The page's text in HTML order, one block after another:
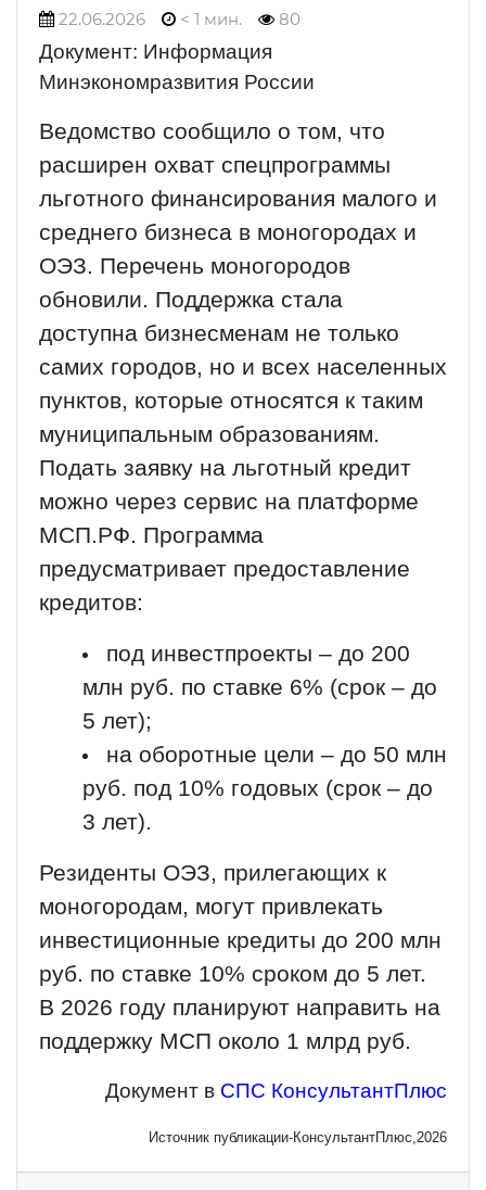
22.06.2026 < 1 мин. 80
Документ: Информация
Минэкономразвития России
Ведомство сообщило о том, что
расширен охват спецпрограммы
льготного финансирования малого и
среднего бизнеса в моногородах и
ОЭЗ. Перечень моногородов
обновили. Поддержка стала
доступна бизнесменам не только
самих городов, но и всех населенных
пунктов, которые относятся к таким
муниципальным образованиям.
Подать заявку на льготный кредит
можно через сервис на платформе
МСП.РФ. Программа
предусматривает предоставление
кредитов:
под инвестпроекты – до 200
млн руб. по ставке 6% (срок – до
5 лет);
на оборотные цели – до 50 млн
руб. под 10% годовых (срок – до
3 лет).
Резиденты ОЭЗ, прилегающих к
моногородам, могут привлекать
инвестиционные кредиты до 200 млн
руб. по ставке 10% сроком до 5 лет.
В 2026 году планируют направить на
поддержку МСП около 1 млрд руб.
Документ в СПС КонсультантПлюс
Источник публикации-КонсультантПлюс,2026